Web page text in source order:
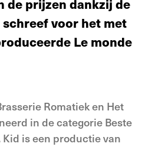
de prijzen dankzij de
voor het met
Le monde
Romatiek en Het
in de categorie Beste
is een productie van